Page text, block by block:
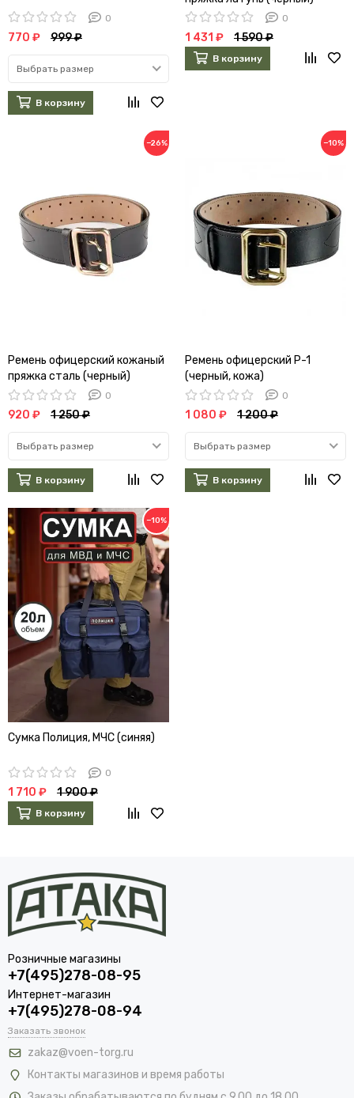
0
770 ₽ 999 ₽
Выбрать размер
В корзину
0
1 431 ₽ 1 590 ₽
В корзину
−26%
Ремень офицерский кожаный
пряжка сталь (черный)
0
920 ₽ 1 250 ₽
Выбрать размер
В корзину
−10%
Ремень офицерский Р-1
(черный, кожа)
0
1 080 ₽ 1 200 ₽
Выбрать размер
В корзину
−10%
Сумка Полиция, МЧС (синяя)
0
1 710 ₽ 1 900 ₽
В корзину
Розничные магазины
+7(495)278-08-95
Интернет-магазин
+7(495)278-08-94
Заказать звонок
zakaz@voen-torg.ru
Контакты магазинов и время работы